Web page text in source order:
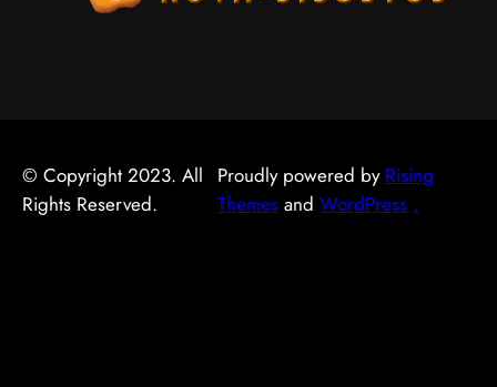
© Copyright 2023. All
Rights Reserved.
Proudly powered by Rising
Themes andWordPress .